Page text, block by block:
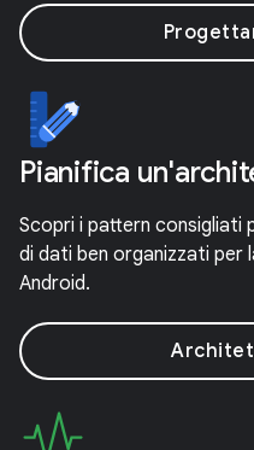
Pianifica
Scopri i pattern consigliati
di dati ben organizzati per
Android.